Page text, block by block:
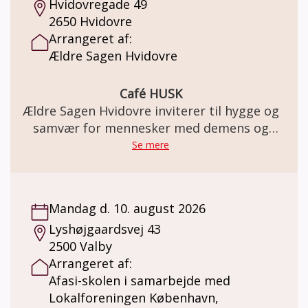
Vil du være frivillig kulturven? Vil du gerne
påtage dig at ledsage et menneske med
demens til kulturoplevelse og kaffe hver
tredje uge? Vi kan hjælpe med at klæde dig
noget er svært. Ring eller skriv og hør
nærmere.
Hvidovregade 49
2650 Hvidovre
Arrangeret af:
Ældre Sagen Hvidovre
Café HUSK
Ældre Sagen Hvidovre inviterer til hygge og
samvær for mennesker med demens og
deres pårørende
Se mere
Mandag d. 10. august 2026
Lyshøjgaardsvej 43
2500 Valby
Arrangeret af:
Afasi-skolen i samarbejde med
Lokalforeningen København,